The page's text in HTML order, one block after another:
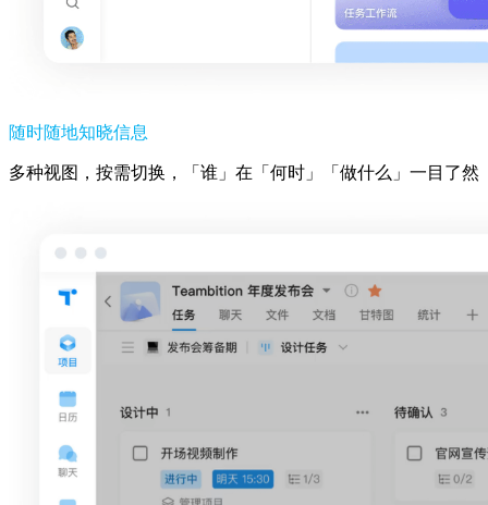
随时随地知晓信息
多种视图，按需切换，「谁」在「何时」「做什么」一目了然